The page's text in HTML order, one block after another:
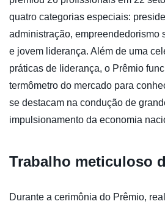
quatro categorias especiais:
administração, empreendedorismo
e jovem liderança. Além de uma
práticas de liderança, o Prêmio
termômetro do mercado para
se destacam na condução de
impulsionamento da economia
Trabalho meticuloso
Durante a cerimônia do Prêmio,